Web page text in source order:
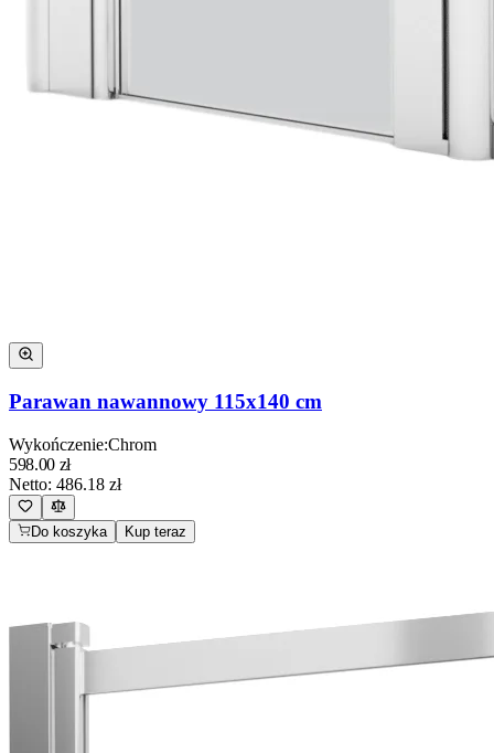
Parawan nawannowy 115x140 cm
Wykończenie:Chrom
598.00 zł
Netto: 486.18 zł
Do koszyka Kup teraz